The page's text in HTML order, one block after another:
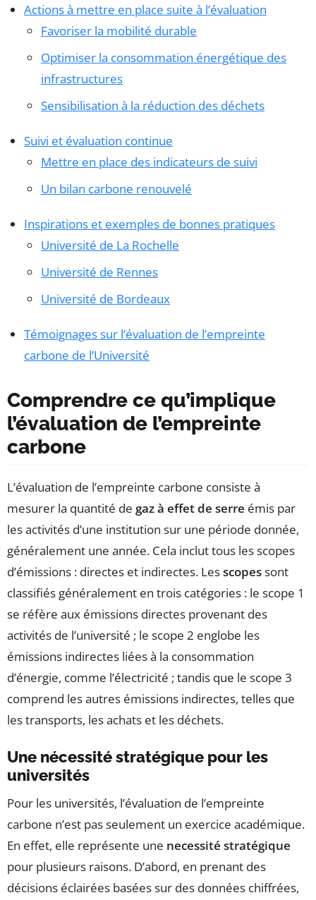
Actions à mettre en place suite à l’évaluation
Favoriser la mobilité durable
Optimiser la consommation énergétique des
infrastructures
Sensibilisation à la réduction des déchets
Suivi et évaluation continue
Mettre en place des indicateurs de suivi
Un bilan carbone renouvelé
Inspirations et exemples de bonnes pratiques
Université de La Rochelle
Université de Rennes
Université de Bordeaux
Témoignages sur l’évaluation de l’empreinte
carbone de l’Université
Comprendre ce qu’implique
l’évaluation de l’empreinte
carbone
L’évaluation de l’empreinte carbone consiste à
mesurer la quantité de gaz à effet de serre émis par
les activités d’une institution sur une période donnée,
généralement une année. Cela inclut tous les scopes
d’émissions : directes et indirectes. Lesscopessont
classifiés généralement en trois catégories : le scope 1
se réfère aux émissions directes provenant des
activités de l’université ; le scope 2 englobe les
émissions indirectes liées à la consommation
d’énergie, comme l’électricité ; tandis que le scope 3
comprend les autres émissions indirectes, telles que
les transports, les achats et les déchets.
Une nécessité stratégique pour les
universités
Pour les universités, l’évaluation de l’empreinte
carbone n’est pas seulement un exercice académique.
En effet, elle représente une necessité stratégique
pour plusieurs raisons. D’abord, en prenant des
décisions éclairées basées sur des données chiffrées,